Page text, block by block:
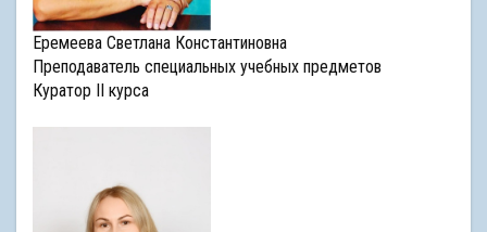
Еремеева Светлана Константиновна
Преподаватель специальных учебных предметов
Куратор II курса